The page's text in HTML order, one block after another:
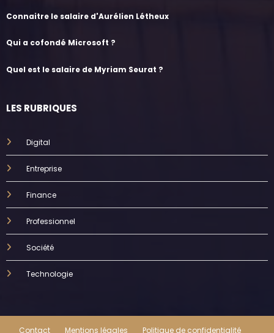
Connaitre le salaire d'Aurélien Létheux
Qui a cofondé Microsoft ?
Quel est le salaire de Myriam Seurat ?
LES RUBRIQUES
Digital
Entreprise
Finance
Professionnel
Société
Technologie
Contact Mentions légales Politique de confidentialité